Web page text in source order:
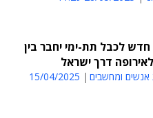
חדש לכבל תת-ימי יחבר בין
דרך ישראל
ומחשבים
15/04/2025